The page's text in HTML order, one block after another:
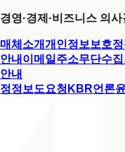
경영·경제·비즈니스 의
매체소개개인정보보호정
안내 이메일주소무단수
안내
정정보도요청 KBR언론